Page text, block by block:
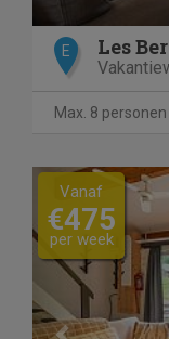
E Les
Max. 8 personen
Previous
Vanaf
€475
per week